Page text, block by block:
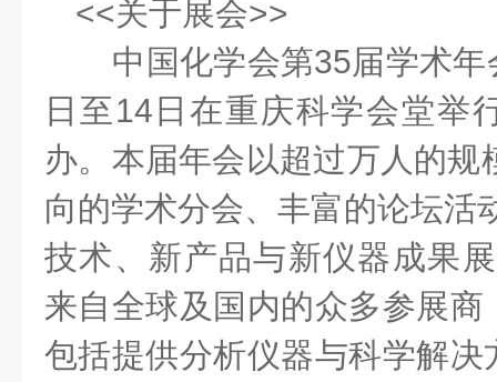
<<关于展会>>
中国化学会第35届学术年
日至14日在重庆科学会堂举
办。本届年会以超过万人的规
向的学术分会、丰富的论坛活
技术、新产品与新仪器成果
来自全球及国内的众多参展
包括提供分析仪器与科学解